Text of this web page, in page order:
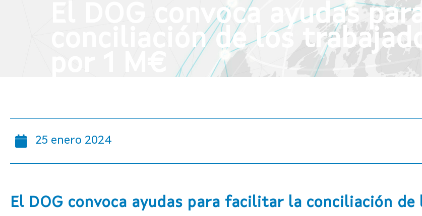
El DOG convoca ayudas
conciliación de los
25 enero 2024
El DOG convoca ayudas para facilitar la conciliación